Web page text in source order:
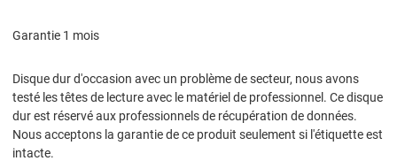
Garantie 1 mois
Disque dur d'occasion avec un problème de secteur, nous avons
testé les têtes de lecture avec le matériel de professionnel. Ce disque
dur est réservé aux professionnels de récupération de données.
Nous acceptons la garantie de ce produit seulement si l'étiquette est
intacte.